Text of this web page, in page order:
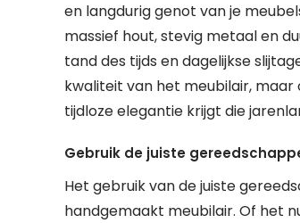
en langdurig genot van je
massief hout, stevig metaal en
tand des tijds en dagelijkse
kwaliteit van het meubilair,
tijdloze elegantie krijgt die
Gebruik de juiste
Het gebruik van de juiste
handgemaakt meubilair. Of het